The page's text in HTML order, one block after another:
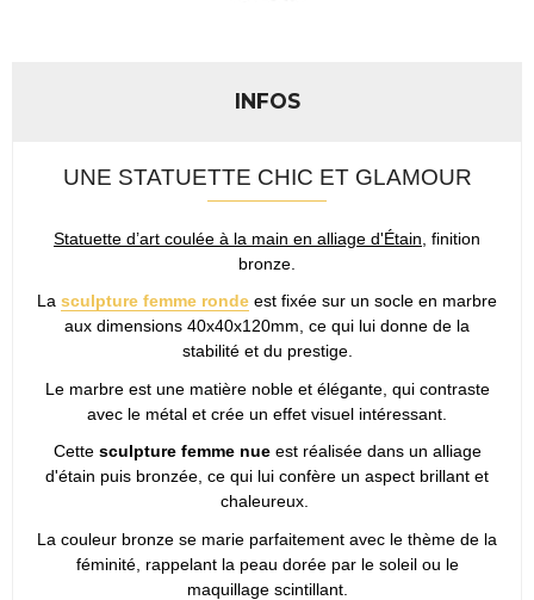
INFOS
UNE STATUETTE CHIC ET GLAMOUR
Statuette d’art coulée à la main en alliage d'Étain , finition
bronze.
La sculpture femme ronde est fixée sur un socle en marbre
aux dimensions 40x40x120mm, ce qui lui donne de la
stabilité et du prestige.
Le marbre est une matière noble et élégante, qui contraste
avec le métal et crée un effet visuel intéressant.
Cette sculpture femme nue est réalisée dans un alliage
d'étain puis bronzée, ce qui lui confère un aspect brillant et
chaleureux.
La couleur bronze se marie parfaitement avec le thème de la
féminité, rappelant la peau dorée par le soleil ou le
maquillage scintillant.